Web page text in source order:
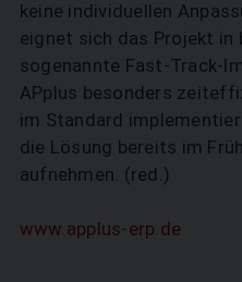
keine individuellen
eignet sich das Projekt in
sogenannte Fast-Track-
APplus besonders
im Standard
die Lösung bereits im
aufnehmen. (red.)
www.applus-erp.de